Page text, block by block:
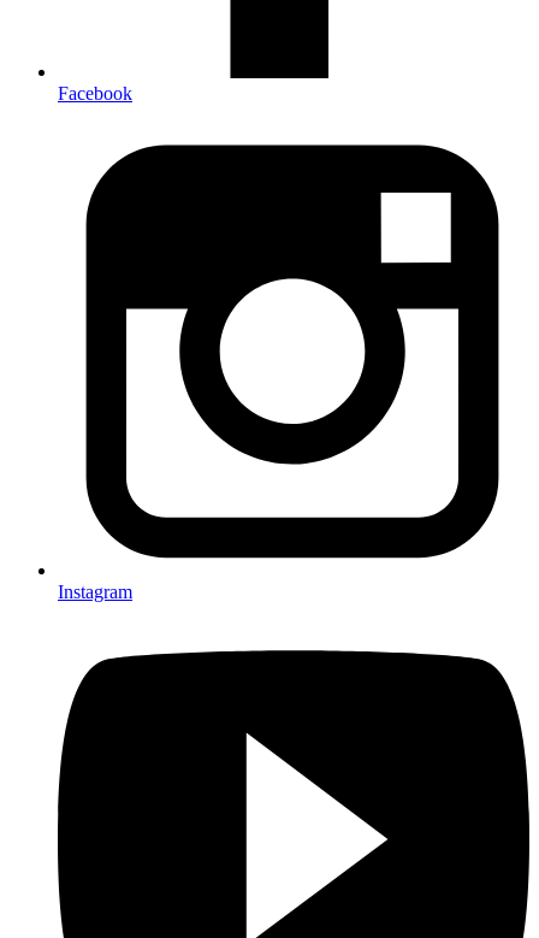
Facebook
Instagram